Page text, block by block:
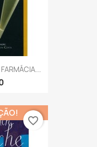
favorite_border